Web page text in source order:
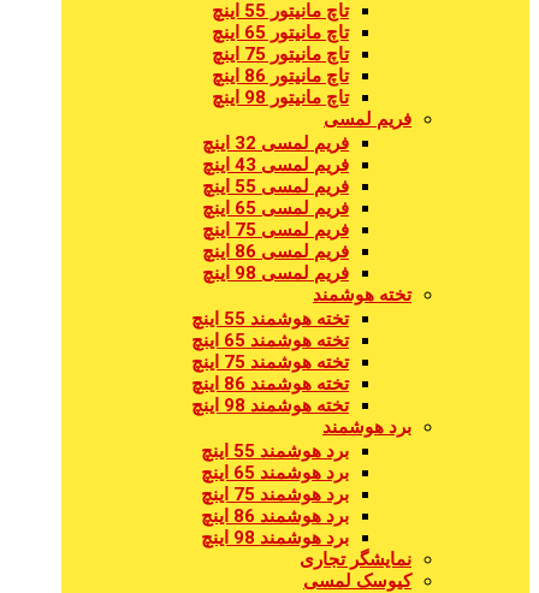
تاچ مانیتور 55 اینچ
تاچ مانیتور 65 اینچ
تاچ مانیتور 75 اینچ
تاچ مانیتور 86 اینچ
تاچ مانیتور 98 اینچ
فریم لمسی
فریم لمسی 32 اینچ
فریم لمسی 43 اینچ
فریم لمسی 55 اینچ
فریم لمسی 65 اینچ
فریم لمسی 75 اینچ
فریم لمسی 86 اینچ
فریم لمسی 98 اینچ
تخته هوشمند
تخته هوشمند 55 اینچ
تخته هوشمند 65 اینچ
تخته هوشمند 75 اینچ
تخته هوشمند 86 اینچ
تخته هوشمند 98 اینچ
برد هوشمند
برد هوشمند 55 اینچ
برد هوشمند 65 اینچ
برد هوشمند 75 اینچ
برد هوشمند 86 اینچ
برد هوشمند 98 اینچ
نمایشگر تجاری
کیوسک لمسی